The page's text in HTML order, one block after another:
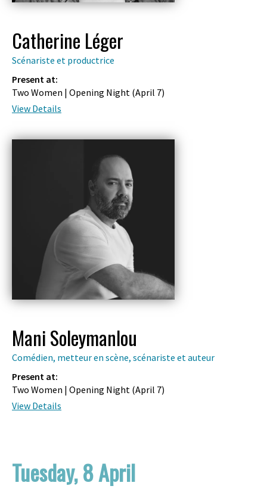
Catherine Léger
Scénariste et productrice
Present at:
Two Women | Opening Night (April 7)
View Details
Mani Soleymanlou
Comédien, metteur en scène, scénariste et auteur
Present at:
Two Women | Opening Night (April 7)
View Details
Tuesday, 8 April